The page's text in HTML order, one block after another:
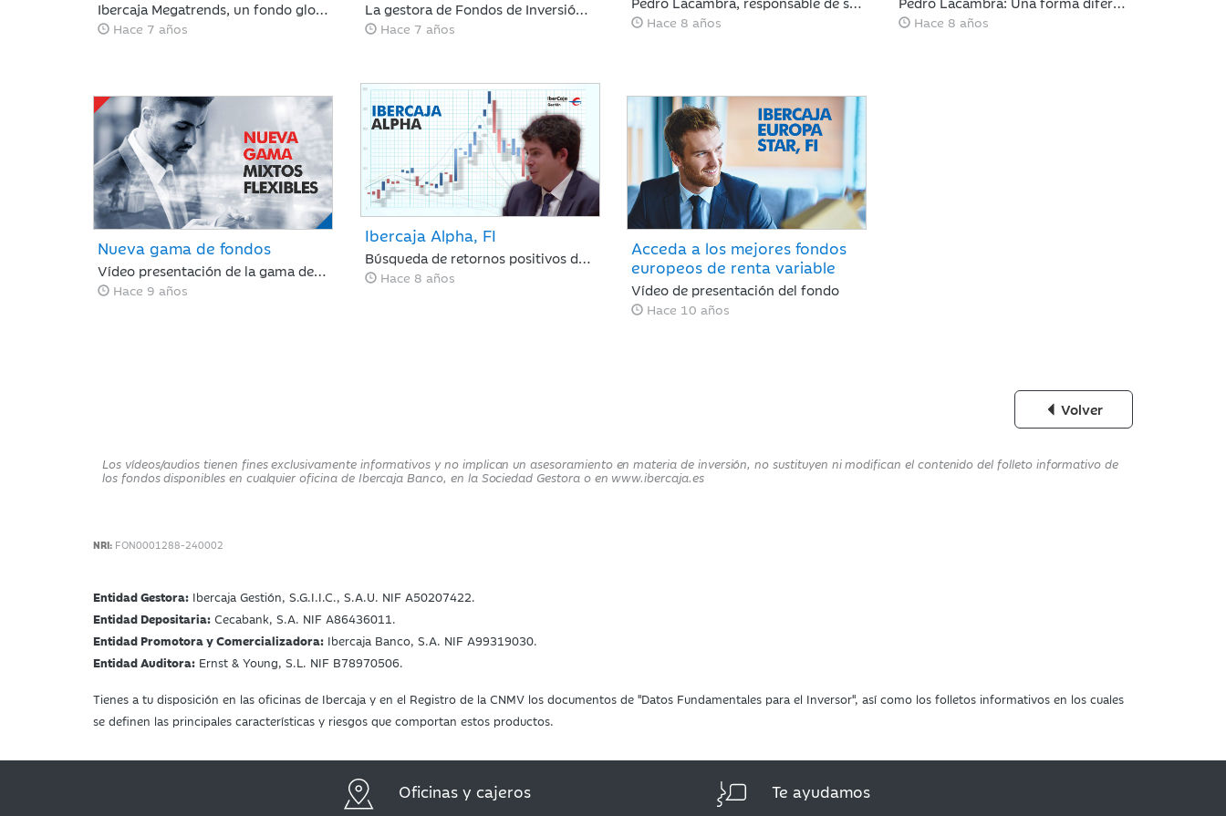
Ibercaja Megatrends, un fondo global y multi-sectorial con tres dimensiones: mejora de la calidad de vida, crecimiento digital y medioambiente.
Hace 7 años
La gestora de Fondos de Inversión de Ibercaja, Ibercaja Gestión, apuesta por la inversión socialmente responsable con el lanzamiento del Fondo Ibercaja Sostenible y Solidario, FI
Hace 7 años Hace 8 años Hace 8 años
Ibercaja Alpha, FI
Búsqueda de retornos positivos de forma descorrelacionada mediante técnicas de gestión alternativa.
Hace 8 años
Nueva gama de fondos
Vídeo presentación de la gama de fondos "Mixtos Flexibles"
Hace 9 años
Acceda a los mejores fondos
europeos de renta variable
Vídeo de presentación del fondo
Hace 10 años
Volver
Los vídeos/audios tienen fines exclusivamente informativos y no implican un asesoramiento en materia de inversión, no sustituyen ni modifican el contenido del folleto informativo de
los fondos disponibles en cualquier oficina de Ibercaja Banco, en la Sociedad Gestora o en www.ibercaja.es
NRI: FON0001288-240002
Entidad Gestora: Ibercaja Gestión, S.G.I.I.C., S.A.U. NIF A50207422.
Entidad Depositaria: Cecabank, S.A. NIF A86436011.
Entidad Promotora y Comercializadora: Ibercaja Banco, S.A. NIF A99319030.
Entidad Auditora: Ernst & Young, S.L. NIF B78970506.
Tienes a tu disposición en las oficinas de Ibercaja y en el Registro de la CNMV los documentos de "Datos Fundamentales para el Inversor", así como los folletos informativos en los cuales
se definen las principales características y riesgos que comportan estos productos.
Oficinas y cajeros Te ayudamos